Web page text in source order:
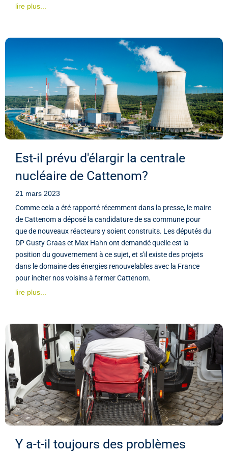
lire plus...
Est-il prévu d'élargir la centrale
nucléaire de Cattenom?
21 mars 2023
Comme cela a été rapporté récemment dans la presse, le maire
de Cattenom a déposé la candidature de sa commune pour
que de nouveaux réacteurs y soient construits. Les députés du
DP Gusty Graas et Max Hahn ont demandé quelle est la
position du gouvernement à ce sujet, et s'il existe des projets
dans le domaine des énergies renouvelables avec la France
pour inciter nos voisins à fermer Cattenom.
lire plus...
Y a-t-il toujours des problèmes